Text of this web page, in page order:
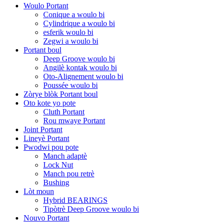
Woulo Portant
Conique a woulo bi
Cylindrique a woulo bi
esferik woulo bi
Zegwi a woulo bi
Portant boul
Deep Groove woulo bi
Angilè kontak woulo bi
Oto-Alignement woulo bi
Poussée woulo bi
Zòrye blòk Portant boul
Oto kote yo pote
Cluth Portant
Rou mwaye Portant
Joint Portant
Lineyè Portant
Pwodwi pou pote
Manch adaptè
Lock Nut
Manch pou retrè
Bushing
Lòt moun
Hybrid BEARINGS
Tipòtrè Deep Groove woulo bi
Nouvo Portant